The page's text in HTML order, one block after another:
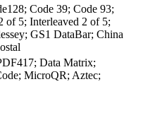
Code 39; Code 93;
of 5; Interleaved 2 of 5;
GS1 DataBar; China
Data Matrix;
MicroQR; Aztec;